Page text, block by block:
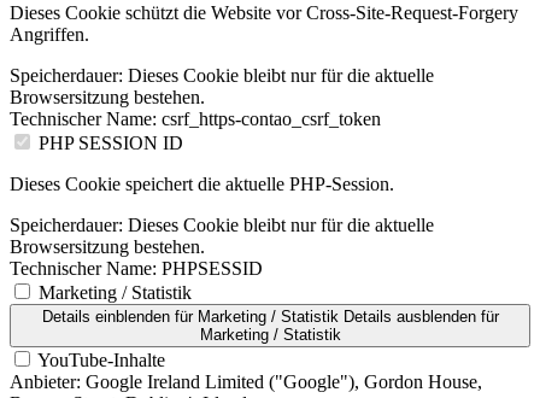
Dieses Cookie schützt die Website vor Cross-Site-Request-Forgery
Angriffen.
Speicherdauer: Dieses Cookie bleibt nur für die aktuelle
Browsersitzung bestehen.
Technischer Name: csrf_https-contao_csrf_token
PHP SESSION ID
Dieses Cookie speichert die aktuelle PHP-Session.
Speicherdauer: Dieses Cookie bleibt nur für die aktuelle
Browsersitzung bestehen.
Technischer Name: PHPSESSID
Marketing / Statistik
Details einblendenfür Marketing / Statistik Details ausblendenfür
Marketing / Statistik
YouTube-Inhalte
Anbieter: Google Ireland Limited ("Google"), Gordon House,